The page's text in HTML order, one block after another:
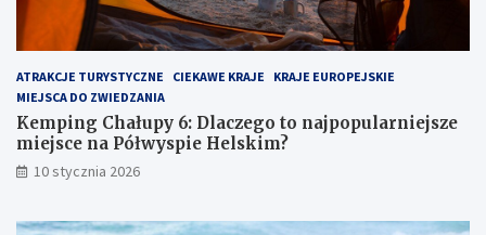
a
c
e
g
o
t
o
n
j
y
y
k
l
e
j
n
t
ATRAKCJE TURYSTYCZNE CIEKAWE KRAJE
KRAJE EUROPEJSKIE
MIEJSCA DO ZWIEDZANIA
Kemping Chałupy 6: Dlaczego to najpopularniejsze
miejsce na Półwyspie Helskim?
10 stycznia 2026